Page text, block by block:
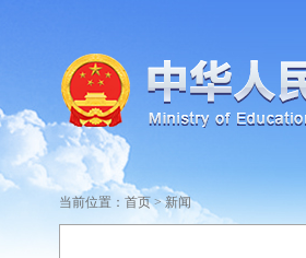
当前位置： 首页>新闻